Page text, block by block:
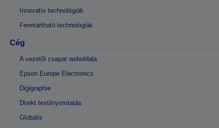
Innovatív technológiák
Fenntartható technológiák
Cég
A vezetői csapat weboldala
Epson Europe Electronics
Digigraphie
Direkt textilnyomtatás
Globális